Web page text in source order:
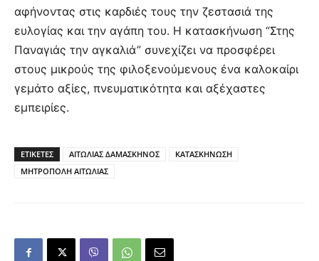
αφήνοντας στις καρδιές τους την ζεστασιά της
ευλογίας και την αγάπη του. Η κατασκήνωση “Στης
Παναγιάς την αγκαλιά” συνεχίζει να προσφέρει
στους μικρούς της φιλοξενούμενους ένα καλοκαίρι
γεμάτο αξίες, πνευματικότητα και αξέχαστες
εμπειρίες.
ΕΤΙΚΕΤΕΣ ΑΙΤΩΛΙΑΣ ΔΑΜΑΣΚΗΝΟΣ
ΚΑΤΑΣΚΗΝΩΣΗ
ΜΗΤΡΟΠΟΛΗ ΑΙΤΩΛΙΑΣ